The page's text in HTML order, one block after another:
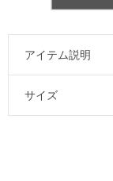
アイテム説明
サイズ